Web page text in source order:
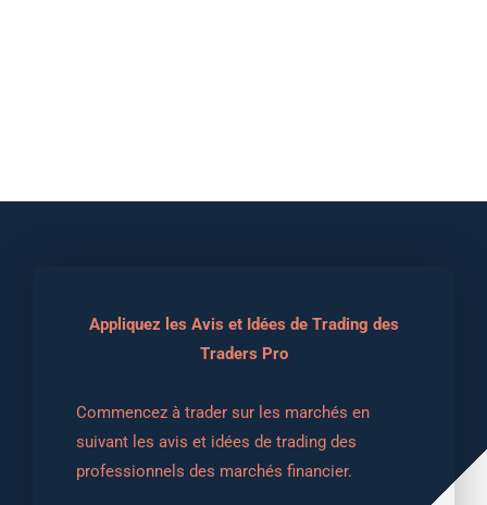
Appliquez les Avis et Idées de Trading des
Traders Pro
Commencez à trader sur les marchés en
suivant les avis et idées de trading des
professionnels des marchés financier.